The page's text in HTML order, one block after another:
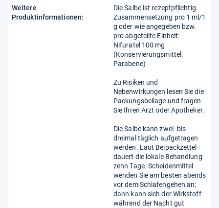
Weitere
Produktinformationen:
Die Salbe ist rezeptpflichtig.
Zusammensetzung pro 1 ml/1
g oder wie angegeben bzw.
pro abgeteilte Einheit:
Nifuratel 100 mg
(Konservierungsmittel:
Parabene)
Zu Risiken und
Nebenwirkungen lesen Sie die
Packungsbeilage und fragen
Sie Ihren Arzt oder Apotheker.
Die Salbe kann zwei- bis
dreimal täglich aufgetragen
werden. Laut Beipackzettel
dauert die lokale Behandlung
zehn Tage. Scheidenmittel
wenden Sie am besten abends
vor dem Schlafengehen an;
dann kann sich der Wirkstoff
während der Nacht gut